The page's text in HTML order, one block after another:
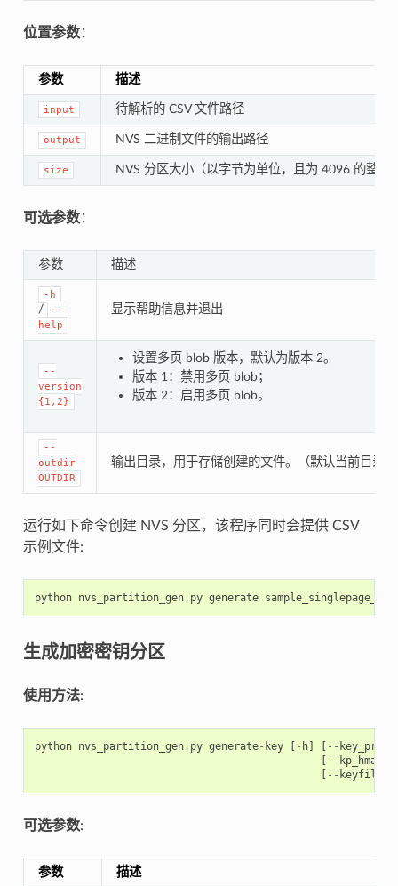
位置参数：
参数 描述
input 待解析的 CSV 文件路径
output NVS 二进制文件的输出路径
size NVS 分区大小（以字节为单位，且为 4096 的整数
可选参数：
参数 描述
-h
/
--
help
显示帮助信息并退出
--
version
{1,2}
设置多页 blob 版本，默认为版本 2。
版本 1：禁用多页 blob；
版本 2：启用多页 blob。
--
outdir
OUTDIR
输出目录，用于存储创建的文件。（默认当前目录）
运行如下命令创建 NVS 分区，该程序同时会提供 CSV
示例文件:
python nvs_partition_gen. py generate
生成加密密钥分区
使用方法:
python nvs_partition_gen. py generate- key [ - h] [ --
[ --
[ -- keyfile
可选参数:
参数 描述